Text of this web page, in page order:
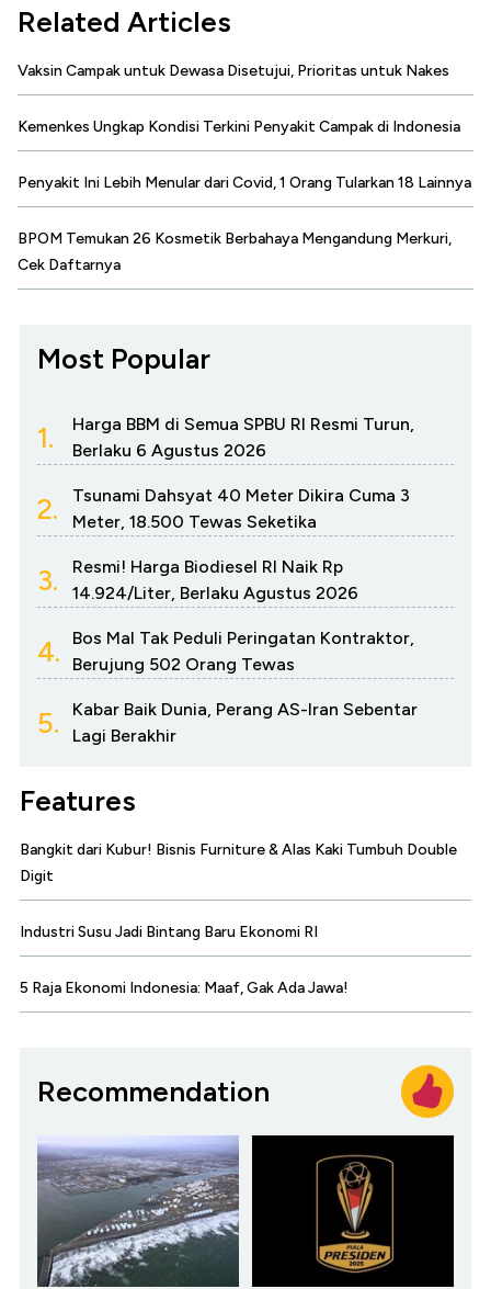
Related Articles
Vaksin Campak untuk Dewasa Disetujui, Prioritas untuk Nakes
Kemenkes Ungkap Kondisi Terkini Penyakit Campak di Indonesia
Penyakit Ini Lebih Menular dari Covid, 1 Orang Tularkan 18 Lainnya
BPOM Temukan 26 Kosmetik Berbahaya Mengandung Merkuri,
Cek Daftarnya
Most Popular
1.
Harga BBM di Semua SPBU RI Resmi Turun,
Berlaku 6 Agustus 2026
2.
Tsunami Dahsyat 40 Meter Dikira Cuma 3
Meter, 18.500 Tewas Seketika
3.
Resmi! Harga Biodiesel RI Naik Rp
14.924/Liter, Berlaku Agustus 2026
4.
Bos Mal Tak Peduli Peringatan Kontraktor,
Berujung 502 Orang Tewas
5.
Kabar Baik Dunia, Perang AS-Iran Sebentar
Lagi Berakhir
Features
Bangkit dari Kubur! Bisnis Furniture & Alas Kaki Tumbuh Double
Digit
Industri Susu Jadi Bintang Baru Ekonomi RI
5 Raja Ekonomi Indonesia: Maaf, Gak Ada Jawa!
Recommendation